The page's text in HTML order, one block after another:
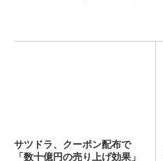
サツドラ、クーポン配布で
「数十億円の売り上げ効果」